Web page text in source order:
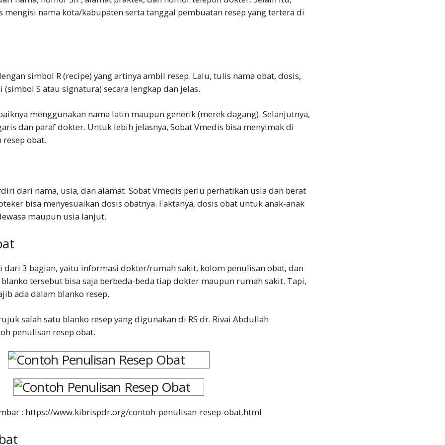
mengisi nama kota/kabupaten serta tanggal pembuatan resep yang tertera di
simbol R (recipe) yang artinya ambil resep. Lalu, tulis nama obat, dosis,
S atau signatura) secara lengkap dan jelas.
menggunakan nama latin maupun generik (merek dagang). Selanjutnya,
dan paraf dokter. Untuk lebih jelasnya, Sobat Vmedis bisa menyimak di
resep obat.
dari nama, usia, dan alamat. Sobat Vmedis perlu perhatikan usia dan berat
bisa menyesuaikan dosis obatnya. Faktanya, dosis obat untuk anak-anak
maupun usia lanjut.
dari 3 bagian, yaitu informasi dokter/rumah sakit, kolom penulisan obat, dan
tersebut bisa saja berbeda-beda tiap dokter maupun rumah sakit. Tapi,
ada dalam blanko resep.
salah satu blanko resep yang digunakan di RS dr. Rivai Abdullah
penulisan resep obat.
: https://www.kibrispdr.org/contoh-penulisan-resep-obat.html